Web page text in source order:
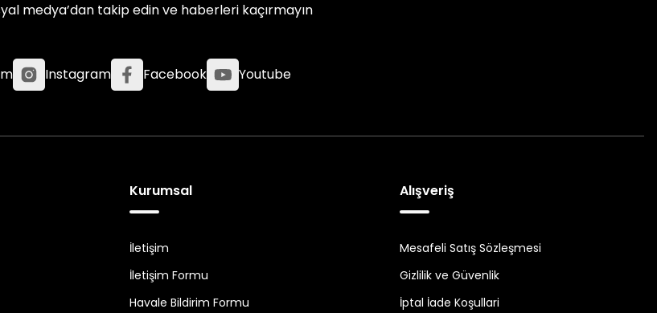
medya’dan takip edin ve haberleri kaçırmayın
Instagram Facebook Youtube
Kurumsal
İletişim
İletişim Formu
Havale Bildirim Formu
Alışveriş
Mesafeli Satış Sözleşmesi
Gizlilik ve Güvenlik
İptal İade Koşullari